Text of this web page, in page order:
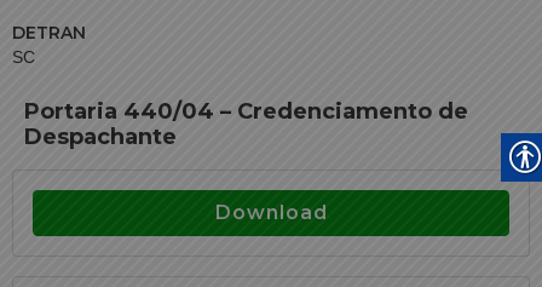
DETRAN
SC
Portaria 440/04 – Credenciamento de
Despachante
Download